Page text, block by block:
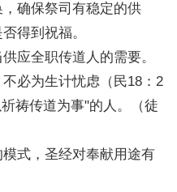
确保祭司有稳定的供
得到祝福。
全职传道人的需要。
必为生计忧虑（民18：2
祷传道为事"的人。（徒
式，圣经对奉献用途有